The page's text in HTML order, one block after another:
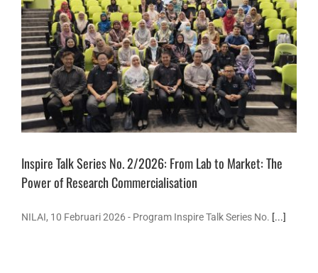
Inspire Talk Series No. 2/2026: From Lab to Market: The
Power of Research Commercialisation
NILAI, 10 Februari 2026 - Program Inspire Talk Series No. [...]